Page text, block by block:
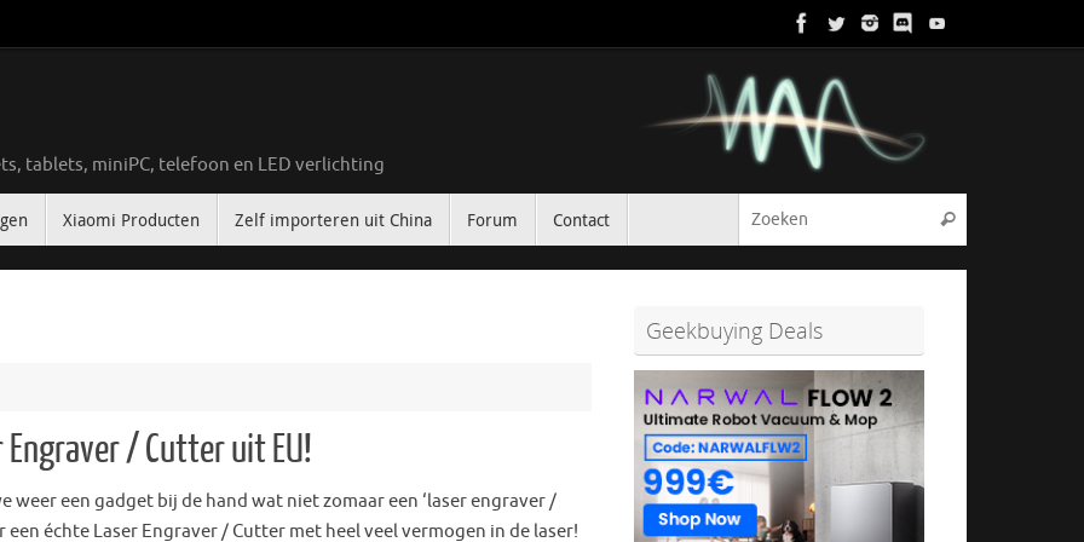
tablets, miniPC, telefoon en LED verlichting
Xiaomi Producten Zelf importeren uit China Forum Contact Zoeken
/ Cutter uit EU!
weer een gadget bij de hand wat niet zomaar een ‘laser engraver /
een échte Laser Engraver / Cutter met heel veel vermogen in de laser!
Geekbuying Deals